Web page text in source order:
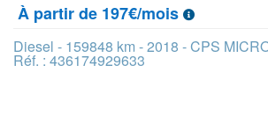
À partir de 197€/mois
Diesel - 159848 km - 2018 - CPS
Réf. : 436174929633